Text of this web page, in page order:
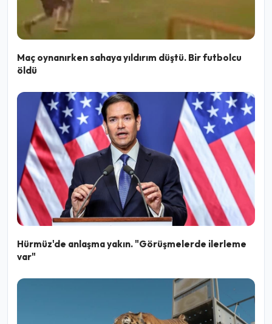
Maç oynanırken sahaya yıldırım düştü. Bir futbolcu
öldü
Hürmüz'de anlaşma yakın. "Görüşmelerde ilerleme
var"